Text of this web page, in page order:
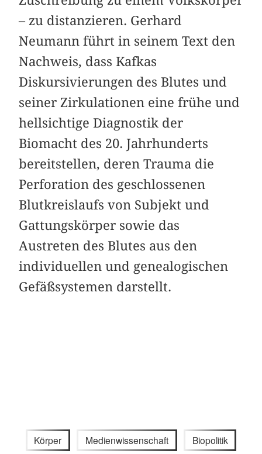
– zu distanzieren. Gerhard
Neumann führt in seinem Text den
Nachweis, dass Kafkas
Diskursivierungen des Blutes und
seiner Zirkulationen eine frühe und
hellsichtige Diagnostik der
Biomacht des 20. Jahrhunderts
bereitstellen, deren Trauma die
Perforation des geschlossenen
Blutkreislaufs von Subjekt und
Gattungskörper sowie das
Austreten des Blutes aus den
individuellen und genealogischen
Gefäßsystemen darstellt.
Körper Medienwissenschaft Biopolitik